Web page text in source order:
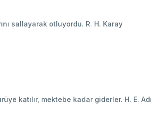
sallayarak otluyordu. R. H. Karay
katılır, mektebe kadar giderler. H. E.